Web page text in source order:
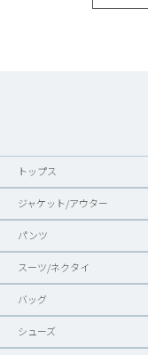
トップス
ジャケット/アウター
パンツ
スーツ/ネクタイ
バッグ
シューズ